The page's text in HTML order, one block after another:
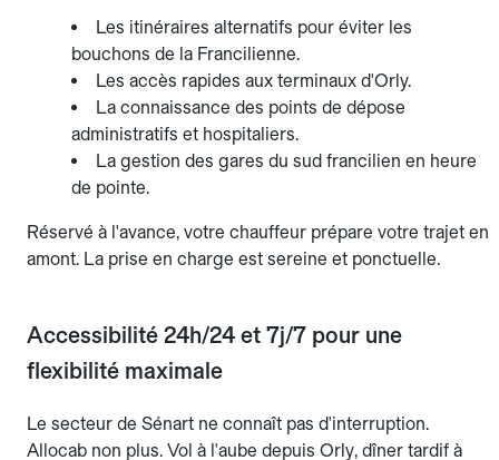
Les itinéraires alternatifs pour éviter les
bouchons de la Francilienne.
Les accès rapides aux terminaux d'Orly.
La connaissance des points de dépose
administratifs et hospitaliers.
La gestion des gares du sud francilien en heure
de pointe.
Réservé à l'avance, votre chauffeur prépare votre trajet en
amont. La prise en charge est sereine et ponctuelle.
Accessibilité 24h/24 et 7j/7 pour une
flexibilité maximale
Le secteur de Sénart ne connaît pas d'interruption.
Allocab non plus. Vol à l'aube depuis Orly, dîner tardif à